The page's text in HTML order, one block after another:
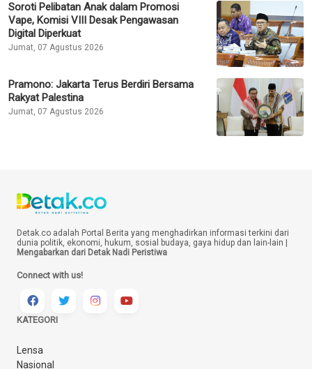
Soroti Pelibatan Anak dalam Promosi
Vape, Komisi VIII Desak Pengawasan
Digital Diperkuat
Jumat, 07 Agustus 2026
Pramono: Jakarta Terus Berdiri Bersama
Rakyat Palestina
Jumat, 07 Agustus 2026
Detak.co adalah Portal Berita yang menghadirkan informasi terkini dari
dunia politik, ekonomi, hukum, sosial budaya, gaya hidup dan lain-lain |
Mengabarkan dari Detak Nadi Peristiwa
Connect with us!
KATEGORI
Lensa
Nasional